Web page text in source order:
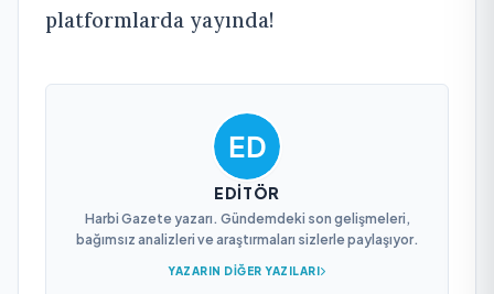
platformlarda yayında!
EDITÖR
Harbi Gazete yazarı. Gündemdeki son gelişmeleri,
bağımsız analizleri ve araştırmaları sizlerle paylaşıyor.
YAZARIN DIĞER YAZILARI